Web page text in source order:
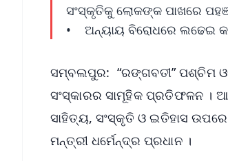
ସଂସ୍କୃତିକୁ ଲୋକଙ୍କ ପାଖରେ
• ଅନ୍ୟାୟ ବିରୋଧରେ ଲଢେଇ
ସମ୍ବଲପୁର: “ରଙ୍ଗବତୀ” ପଶ୍ଚିମ
ସଂସ୍କାରର ସାମୂହିକ ପ୍ରତିଫଳନ ।
ସାହିତ୍ୟ, ସଂସ୍କୃତି ଓ ଇତିହାସ
ମନ୍ତ୍ରୀ ଧର୍ମେନ୍ଦ୍ର ପ୍ରଧାନ ।